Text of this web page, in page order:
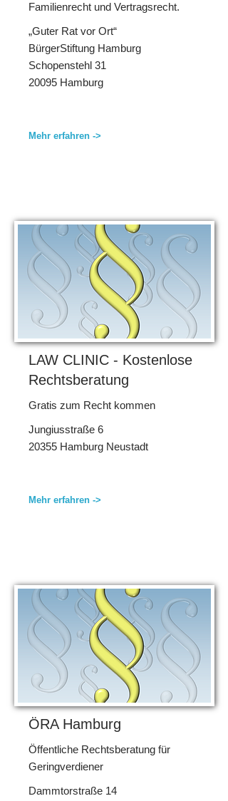
Familienrecht und Vertragsrecht.
„Guter Rat vor Ort“
BürgerStiftung Hamburg
Schopenstehl 31
20095 Hamburg
Mehr erfahren ->
LAW CLINIC - Kostenlose
Rechtsberatung
Gratis zum Recht kommen
Jungiusstraße 6
20355 Hamburg Neustadt
Mehr erfahren ->
ÖRA Hamburg
Öffentliche Rechtsberatung für
Geringverdiener
Dammtorstraße 14